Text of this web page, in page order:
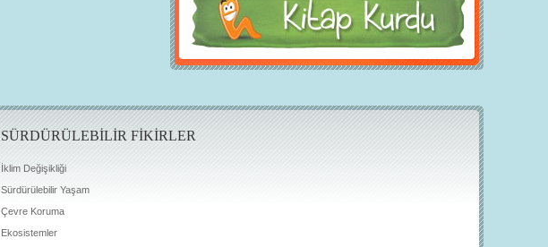
SÜRDÜRÜLEBİLİR FİKİRLER
İklim Değişikliği
Sürdürülebilir Yaşam
Çevre Koruma
Ekosistemler